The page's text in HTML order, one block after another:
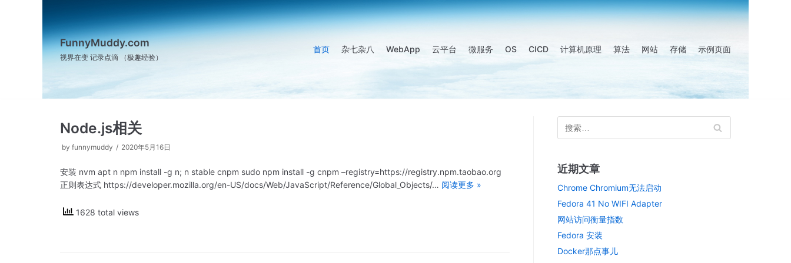
FunnyMuddy.com
视界在变 记录点滴 （极趣经验）
首页 杂七杂八 WebApp 云平台 微服务 OS CICD 计算机原理 算法 网站 存储 示例页面
Node.js相关
by funnymuddy 2020年5月16日
安装 nvm apt n npm install -g n; n stable cnpm sudo npm install -g cnpm –registry=https://registry.npm.taobao.org
正则表达式 https://developer.mozilla.org/en-US/docs/Web/JavaScript/Reference/Global_Objects/… 阅读更多 »
1628 total views
近期文章
Chrome Chromium无法启动
Fedora 41 No WIFI Adapter
网站访问衡量指数
Fedora 安装
Docker那点事儿